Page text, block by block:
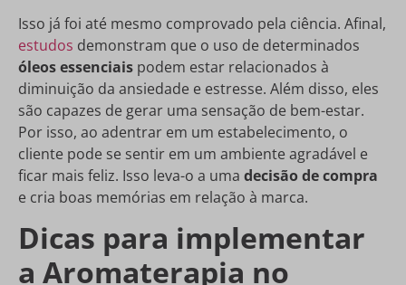
Isso já foi até mesmo comprovado pela ciência. Afinal,
estudos demonstram que o uso de determinados
óleos essenciais podem estar relacionados à
diminuição da ansiedade e estresse. Além disso, eles
são capazes de gerar uma sensação de bem-estar.
Por isso, ao adentrar em um estabelecimento, o
cliente pode se sentir em um ambiente agradável e
ficar mais feliz. Isso leva-o a uma decisão de compra
e cria boas memórias em relação à marca.
Dicas para implementar
a Aromaterapia no